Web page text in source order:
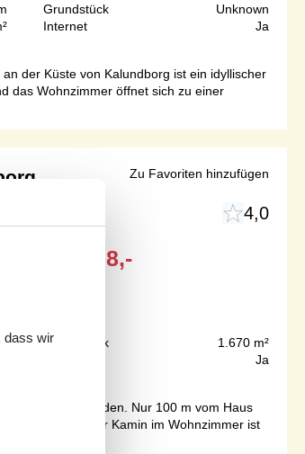
Grundstück
Unknown
Internet
Ja
der Küste von Kalundborg ist ein idyllischer
das Wohnzimmer öffnet sich zu einer
4,0
628,-
Grundstück
1.670 m²
Ja
und baden. Nur 100 m vom Haus
Der Kamin im Wohnzimmer ist
Zu Favoriten hinzufügen
dass wir